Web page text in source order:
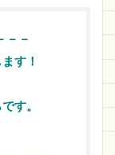
－－
す！
す。